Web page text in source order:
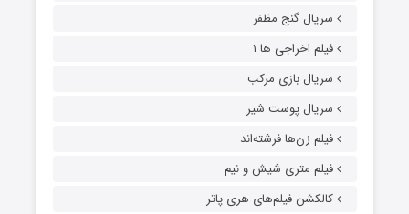
سریال گنج مظفر
فیلم اخراجی ها ۱
سریال بازی مرکب
سریال پوست شیر
فیلم زن‌ها فرشته‌اند
فیلم متری شیش و نیم
کالکشن فیلم‌های هری پاتر